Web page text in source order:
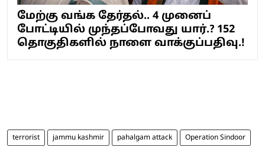
மேற்கு வங்க தேர்தல்.. 4 முனைப்
போட்டியில் முந்தப்போவது யார்.? 152
தொகுதிகளில் நாளை வாக்குப்பதிவு.!
terrorist jammu kashmir pahalgam attack Operation Sindoor